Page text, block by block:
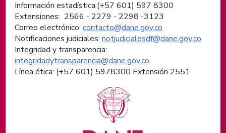
Información estadística:(+57 601) 597 8300
Extensiones: 2566 - 2279 - 2298 -3123
Correo electrónico:contacto@dane.gov.co
Notificaciones judiciales:notjudicialesdf@dane.gov.co
Integridad y transparencia:
integridadytransparencia@dane.gov.co
Línea ética: (+57 601) 5978300 Extensión 2551
Logos institucionales